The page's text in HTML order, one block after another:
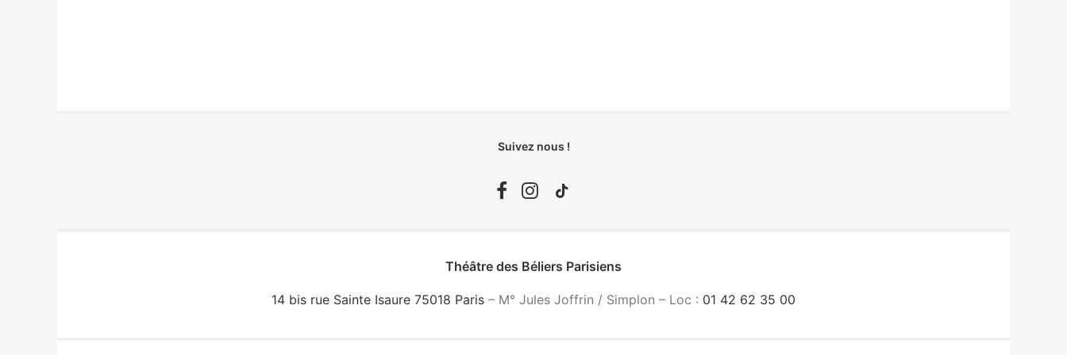
Suivez nous !
Théâtre des Béliers Parisiens
14 bis rue Sainte Isaure 75018 Paris – M° Jules Joffrin / Simplon – Loc : 01 42 62 35 00